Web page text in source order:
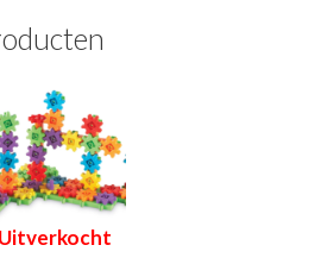
Uitverkocht